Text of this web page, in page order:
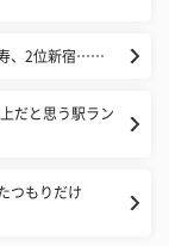
寿、2位新宿……
だと思う駅ラン
つもりだけ